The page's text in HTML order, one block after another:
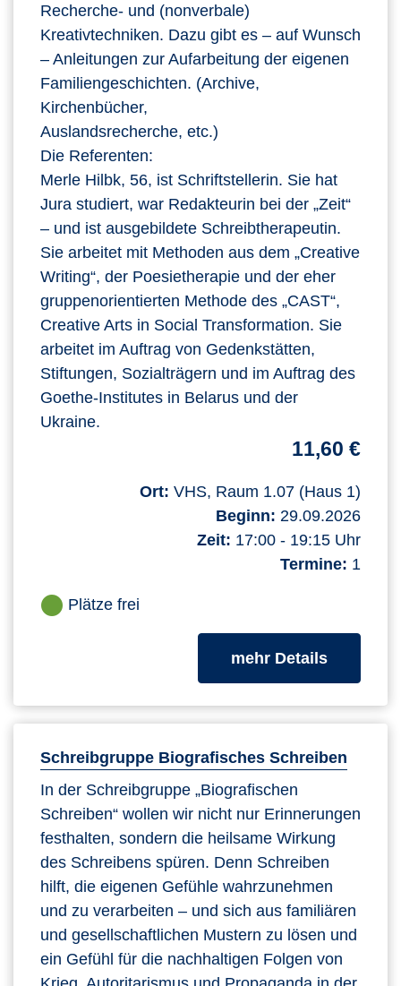
Recherche- und (nonverbale)
Kreativtechniken. Dazu gibt es – auf Wunsch
– Anleitungen zur Aufarbeitung der eigenen
Familiengeschichten. (Archive,
Kirchenbücher,
Auslandsrecherche, etc.)
Die Referenten:
Merle Hilbk, 56, ist Schriftstellerin. Sie hat
Jura studiert, war Redakteurin bei der „Zeit“
– und ist ausgebildete Schreibtherapeutin.
Sie arbeitet mit Methoden aus dem „Creative
Writing“, der Poesietherapie und der eher
gruppenorientierten Methode des „CAST“,
Creative Arts in Social Transformation. Sie
arbeitet im Auftrag von Gedenkstätten,
Stiftungen, Sozialträgern und im Auftrag des
Goethe-Institutes in Belarus und der
Ukraine.
11,60 €
Ort: VHS, Raum 1.07 (Haus 1)
Beginn: 29.09.2026
Zeit: 17:00 - 19:15 Uhr
Termine: 1
Plätze frei
mehr Detailszum
Schreibgruppe Biografisches Schreiben
In der Schreibgruppe „Biografischen
Schreiben“ wollen wir nicht nur Erinnerungen
festhalten, sondern die heilsame Wirkung
des Schreibens spüren. Denn Schreiben
hilft, die eigenen Gefühle wahrzunehmen
und zu verarbeiten – und sich aus familiären
und gesellschaftlichen Mustern zu lösen und
ein Gefühl für die nachhaltigen Folgen von